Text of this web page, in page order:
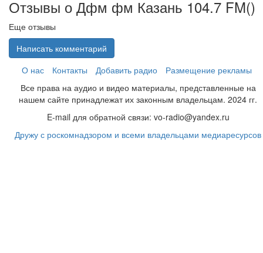
Отзывы о Дфм фм Казань 104.7 FM()
Еще отзывы
Написать комментарий
О нас
Контакты Добавить радио
Размещение рекламы
Все права на аудио и видео материалы, представленные на
нашем сайте принадлежат их законным владельцам. 2024 гг.
E-mail для обратной связи: vo-radio@yandex.ru
Дружу с роскомнадзором и всеми владельцами медиаресурсов